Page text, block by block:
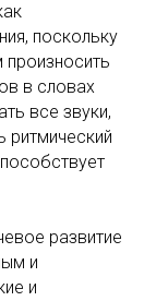
поскольку
произносить
в словах
все звуки,
ритмический
развитие
и
и